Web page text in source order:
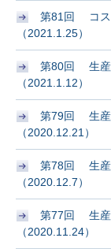
第81回 コス
（2021.1.25）
第80回 生産
（2021.1.12）
第79回 生産
（2020.12.21）
第78回 生産
（2020.12.7）
第77回 生産
（2020.11.24）